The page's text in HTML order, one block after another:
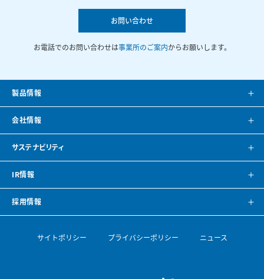
お問い合わせ
お電話でのお問い合わせは事業所のご案内からお願いします。
製品情報
製品案内
システム提案
CAD・BIMデータ
空調ナビゲーション
導入事例
会社情報
会社案内
会社概要
見学のご案内
空調機開発の歴史
サステナビリティ
方針・トップメッセージ
環境
IR情報
IRニュース
採用情報
サイトポリシー プライバシーポリシー ニュース